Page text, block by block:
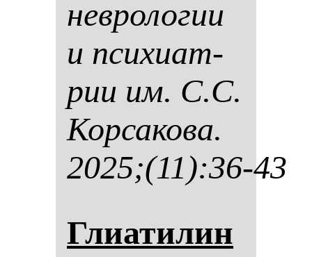
нев­ро­ло­гии
и пси­хи­ат­
рии им. С.С.
Кор­са­ко­ва.
2025;(11):36-43
Гли­ати­лин